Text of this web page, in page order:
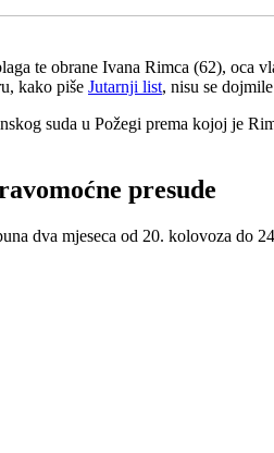
te obrane Ivana Rimca (62), oca
kako piše Jutarnji list, nisu se
suda u Požegi prema kojoj je
presude
dva mjeseca od 20. kolovoza do